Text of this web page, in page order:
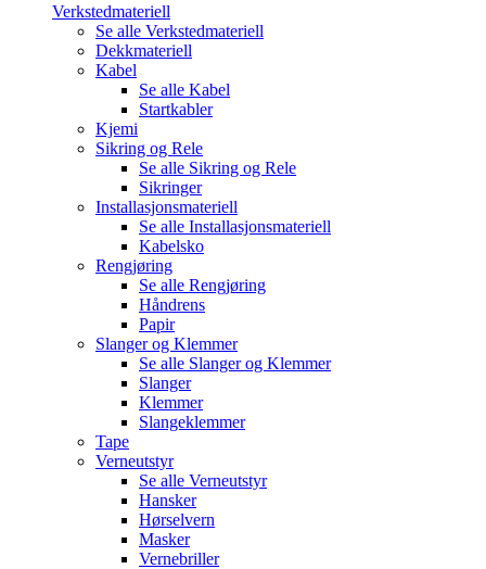
Verkstedmateriell
Se alle Verkstedmateriell
Dekkmateriell
Kabel
Se alle Kabel
Startkabler
Kjemi
Sikring og Rele
Se alle Sikring og Rele
Sikringer
Installasjonsmateriell
Se alle Installasjonsmateriell
Kabelsko
Rengjøring
Se alle Rengjøring
Håndrens
Papir
Slanger og Klemmer
Se alle Slanger og Klemmer
Slanger
Klemmer
Slangeklemmer
Tape
Verneutstyr
Se alle Verneutstyr
Hansker
Hørselvern
Masker
Vernebriller